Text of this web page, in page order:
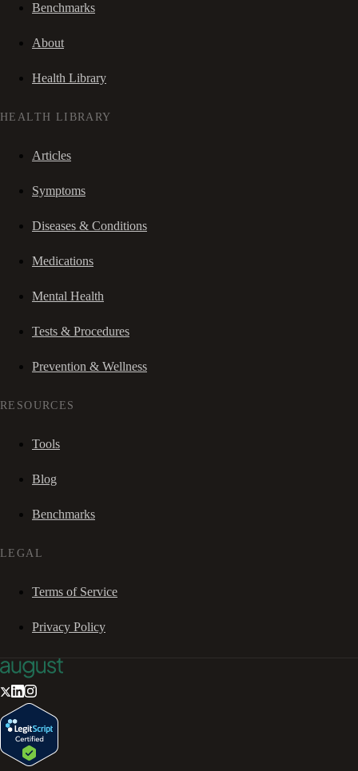
Benchmarks
About
Health Library
HEALTH LIBRARY
Articles
Symptoms
Diseases & Conditions
Medications
Mental Health
Tests & Procedures
Prevention & Wellness
RESOURCES
Tools
Blog
Benchmarks
LEGAL
Terms of Service
Privacy Policy